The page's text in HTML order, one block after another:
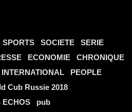
SPORTS SOCIETE
SERIE
ECONOMIE
CHRONIQUE
INTERNATIONAL
PEOPLE
Cub Russie 2018
ECHOS
pub